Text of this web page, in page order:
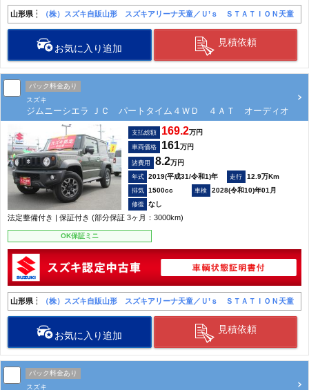
山形県 （株）スズキ自販山形 スズキアリーナ天童／Ｕ’ｓ ＳＴＡＴＩＯＮ天童
お気に入り追加
見積依頼
パック料金あり
スズキ
ジムニーシエラ ＪＣ パートタイム４ＷＤ ４ＡＴ オーディオ
支払総額 169.2万円
車両価格 161万円
諸費用 8.2万円
2019(平成31/令和1)年
12.9万Km
1500cc
2028(令和10)年01月
なし
法定整備付き | 保証付き (部分保証 3ヶ月：3000km)
OK保証ミニ
山形県 （株）スズキ自販山形 スズキアリーナ天童／Ｕ’ｓ ＳＴＡＴＩＯＮ天童
お気に入り追加
見積依頼
パック料金あり
スズキ